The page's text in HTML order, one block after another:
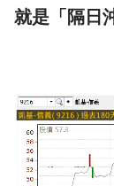
就是「隔日